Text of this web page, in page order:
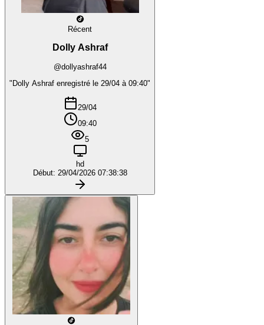
Récent
Dolly Ashraf
@dollyashraf44
"Dolly Ashraf enregistré le 29/04 à 09:40"
29/04
09:40
5
hd
Début: 29/04/2026 07:38:38